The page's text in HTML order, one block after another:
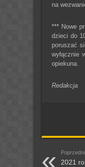
na
*** Nowe
dzieci do
poruszać
wyłącznie
opiekuna.
Redakcja
Poprzedni:
2021